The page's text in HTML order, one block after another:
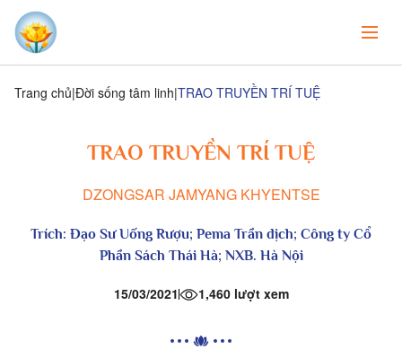
Trang chủ Đời sống tâm linh TRAO TRUYỀN TRÍ TUỆ
TRAO TRUYỀN TRÍ TUỆ
DZONGSAR JAMYANG KHYENTSE
Trích: Đạo Sư Uống Rượu; Pema Trần dịch; Công ty Cổ
Phần Sách Thái Hà; NXB. Hà Nội
15/03/2021 1,460 lượt xem